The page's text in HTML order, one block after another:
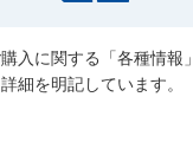
入に関する「各種情報」
細を明記しています。